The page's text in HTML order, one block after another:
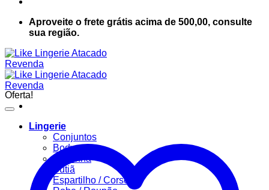
Aproveite o frete grátis acima de 500,00, consulte
sua região.
Lingerie
Conjuntos
Body
Calcinha
Sutiã
Espartilho / Corselet
Oferta!